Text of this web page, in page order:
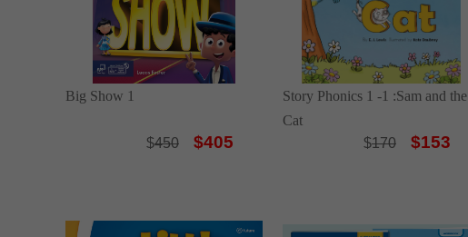
Big Show 1
$450 $405
Story Phonics 1 -1 :Sam and the
Cat
$170 $153